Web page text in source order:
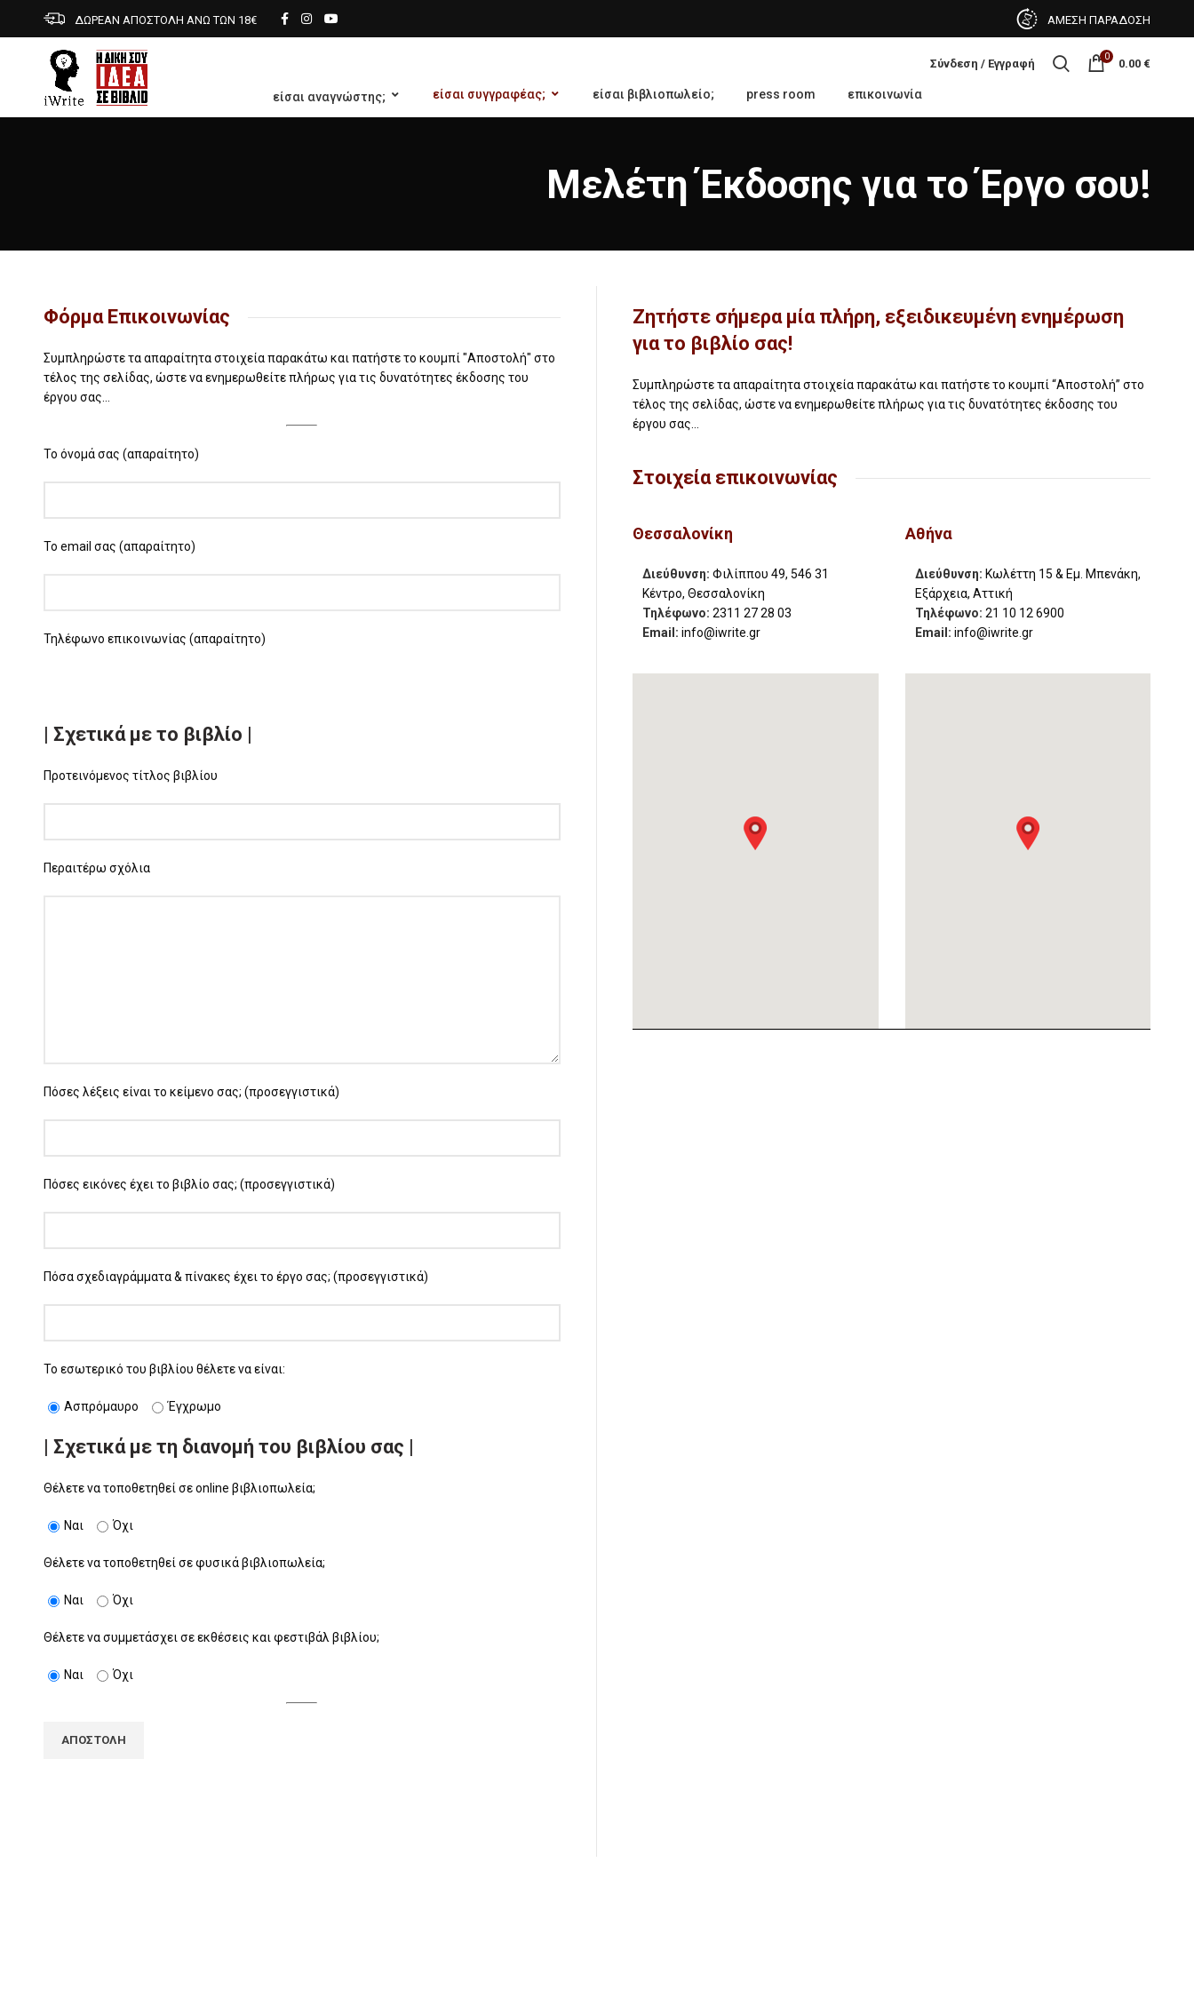
ΔΩΡΕΑΝ ΑΠΟΣΤΟΛΗ ΑΝΩ ΤΩΝ 18€ ΑΜΕΣΗ ΠΑΡΑΔΟΣΗ
Σύνδεση / Εγγραφή 0 0.00 €
είσαι αναγνώστης; είσαι συγγραφέας; είσαι βιβλιοπωλείο; press room επικοινωνία
Μελέτη Έκδοσης για το Έργο σου!
Φόρμα Επικοινωνίας
Συμπληρώστε τα απαραίτητα στοιχεία παρακάτω και πατήστε το κουμπί "Αποστολή" στο
τέλος της σελίδας, ώστε να ενημερωθείτε πλήρως για τις δυνατότητες έκδοσης του
έργου σας…
Το όνομά σας (απαραίτητο)
Το email σας (απαραίτητο)
Τηλέφωνο επικοινωνίας (απαραίτητο)
| Σχετικά με το βιβλίο |
Προτεινόμενος τίτλος βιβλίου
Περαιτέρω σχόλια
Πόσες λέξεις είναι το κείμενο σας; (προσεγγιστικά)
Πόσες εικόνες έχει το βιβλίο σας; (προσεγγιστικά)
Πόσα σχεδιαγράμματα & πίνακες έχει το έργο σας; (προσεγγιστικά)
Το εσωτερικό του βιβλίου θέλετε να είναι:
Ασπρόμαυρο Έγχρωμο
| Σχετικά με τη διανομή του βιβλίου σας |
Θέλετε να τοποθετηθεί σε online βιβλιοπωλεία;
Ναι Όχι
Θέλετε να τοποθετηθεί σε φυσικά βιβλιοπωλεία;
Ναι Όχι
Θέλετε να συμμετάσχει σε εκθέσεις και φεστιβάλ βιβλίου;
Ναι Όχι
Zητήστε σήμερα μία πλήρη, εξειδικευμένη ενημέρωση
για το βιβλίο σας!
Συμπληρώστε τα απαραίτητα στοιχεία παρακάτω και πατήστε το κουμπί “Αποστολή” στο
τέλος της σελίδας, ώστε να ενημερωθείτε πλήρως για τις δυνατότητες έκδοσης του
έργου σας…
Στοιχεία επικοινωνίας
Θεσσαλονίκη
Διεύθυνση: Φιλίππου 49, 546 31
Κέντρο, Θεσσαλονίκη
Τηλέφωνο: 2311 27 28 03
Email: info@iwrite.gr
Αθήνα
Διεύθυνση: Κωλέττη 15 & Εμ. Μπενάκη,
Εξάρχεια, Αττική
Τηλέφωνο: 21 10 12 6900
Email: info@iwrite.gr